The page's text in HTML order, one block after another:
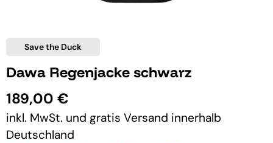
Save the Duck
Dawa Regenjacke schwarz
189,00 €
inkl. MwSt. und gratis Versand innerhalb
Deutschland